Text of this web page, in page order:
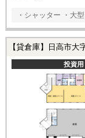
・シャッター ・大
【貸倉庫】日高市
投資用